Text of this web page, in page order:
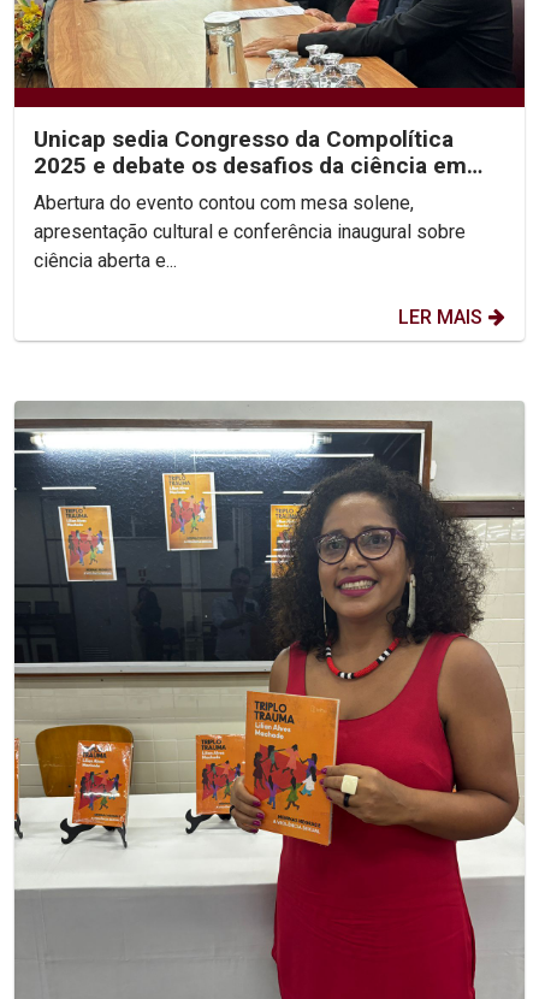
Unicap sedia Congresso da Compolítica
2025 e debate os desafios da ciência em
tempos de...
Abertura do evento contou com mesa solene,
apresentação cultural e conferência inaugural sobre
ciência aberta e...
LER MAIS